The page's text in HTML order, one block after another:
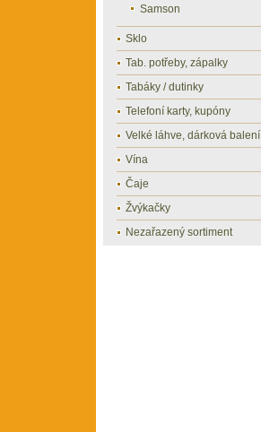
Samson
Sklo
Tab. potřeby, zápalky
Tabáky / dutinky
Telefoní karty, kupóny
Velké láhve, dárková balení
Vína
Čaje
Žvýkačky
Nezařazený sortiment